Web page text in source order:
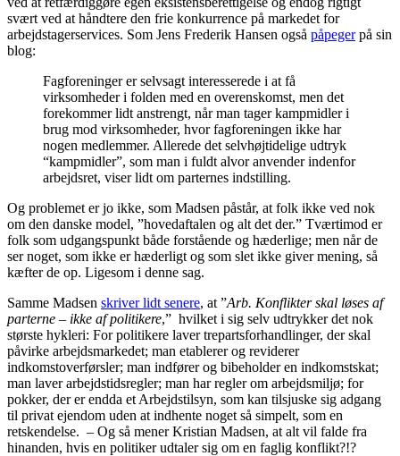
svært ved at håndtere den frie konkurrence på markedet for
arbejdstagerservices. Som Jens Frederik Hansen også påpegerpå sin
blog:
Fagforeninger er selvsagt interesserede i at få
virksomheder i folden med en overenskomst, men det
forekommer lidt anstrengt, når man tager kampmidler i
brug mod virksomheder, hvor fagforeningen ikke har
nogen medlemmer. Allerede det selvhøjtidelige udtryk
“kampmidler”, som man i fuldt alvor anvender indenfor
arbejdsret, viser lidt om parternes indstilling.
Og problemet er jo ikke, som Madsen påstår, at folk ikke ved nok
om den danske model, ”hovedaftalen og alt det der.” Tværtimod er
folk som udgangspunkt både forstående og hæderlige; men når de
ser noget, som ikke er hæderligt og som slet ikke giver mening, så
kæfter de op. Ligesom i denne sag.
Samme Madsen skriver lidt senere, at ”Arb. Konflikter skal løses af
parterne – ikke af politikere,” hvilket i sig selv udtrykker det nok
største hykleri: For politikere laver trepartsforhandlinger, der skal
påvirke arbejdsmarkedet; man etablerer og reviderer
indkomstoverførsler; man indfører og bibeholder en indkomstskat;
man laver arbejdstidsregler; man har regler om arbejdsmiljø; for
pokker, der er endda et Arbejdstilsyn, som kan tilsjuske sig adgang
til privat ejendom uden at indhente noget så simpelt, som en
retskendelse. – Og så mener Kristian Madsen, at alt vil falde fra
hinanden, hvis en politiker udtaler sig om en faglig konflikt?!?